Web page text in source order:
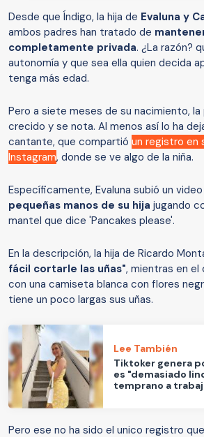
Desde que Índigo, la hija de Evaluna y
ambos padres han tratado de
completamente privada. ¿La razón?
autonomía y que sea ella quien decida
tenga más edad.
Pero a siete meses de su nacimiento, la
crecido y se nota. Al menos así lo ha
cantante, que compartió un registro en
Instagram, donde se ve algo de la niña.
Específicamente, Evaluna subió un
pequeñas manos de su hija jugando
mantel que dice 'Pancakes please'.
En la descripción, la hija de Ricardo
fácil cortarle las uñas", mientras en el
con una camiseta blanca con flores
tiene un poco largas sus uñas.
Lee También
Tiktoker genera
es "demasiado
temprano a
Pero ese no ha sido el unico registro